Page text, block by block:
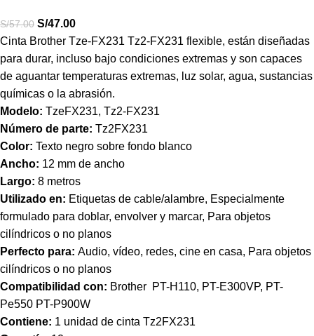
S/57.00 S/47.00
Cinta Brother Tze-FX231 Tz2-FX231 flexible, están diseñadas
para durar, incluso bajo condiciones extremas y son capaces
de aguantar temperaturas extremas, luz solar, agua, sustancias
químicas o la abrasión.
Modelo: TzeFX231, Tz2-FX231
Número de parte: Tz2FX231
Color: Texto negro sobre fondo blanco
Ancho: 12 mm de ancho
Largo: 8 metros
Utilizado en: Etiquetas de cable/alambre, Especialmente
formulado para doblar, envolver y marcar, Para objetos
cilíndricos o no planos
Perfecto para: Audio, vídeo, redes, cine en casa, Para objetos
cilíndricos o no planos
Compatibilidad con: Brother PT-H110, PT-E300VP, PT-
Pe550 PT-P900W
Contiene: 1 unidad de cinta Tz2FX231